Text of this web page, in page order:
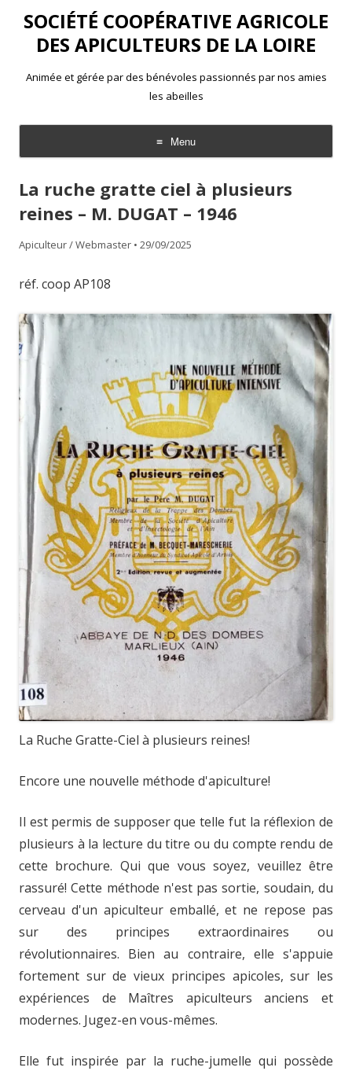
SOCIÉTÉ COOPÉRATIVE AGRICOLE
DES APICULTEURS DE LA LOIRE
Animée et gérée par des bénévoles passionnés par nos amies
les abeilles
Menu
Aller
contenu
La ruche gratte ciel à plusieurs
reines – M. DUGAT – 1946
Apiculteur / Webmaster • 29/09/2025
réf. coop AP108
La Ruche Gratte-Ciel à plusieurs reines!
Encore une nouvelle méthode d'apiculture!
Il est permis de supposer que telle fut la réflexion de
plusieurs à la lecture du titre ou du compte rendu de
cette brochure. Qui que vous soyez, veuillez être
rassuré! Cette méthode n'est pas sortie, soudain, du
cerveau d'un apiculteur emballé, et ne repose pas
sur des principes extraordinaires ou
révolutionnaires. Bien au contraire, elle s'appuie
fortement sur de vieux principes apicoles, sur les
expériences de Maîtres apiculteurs anciens et
modernes. Jugez-en vous-mêmes.
Elle fut inspirée par la ruche-jumelle qui possède